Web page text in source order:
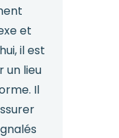
et
il est
un lieu
Il